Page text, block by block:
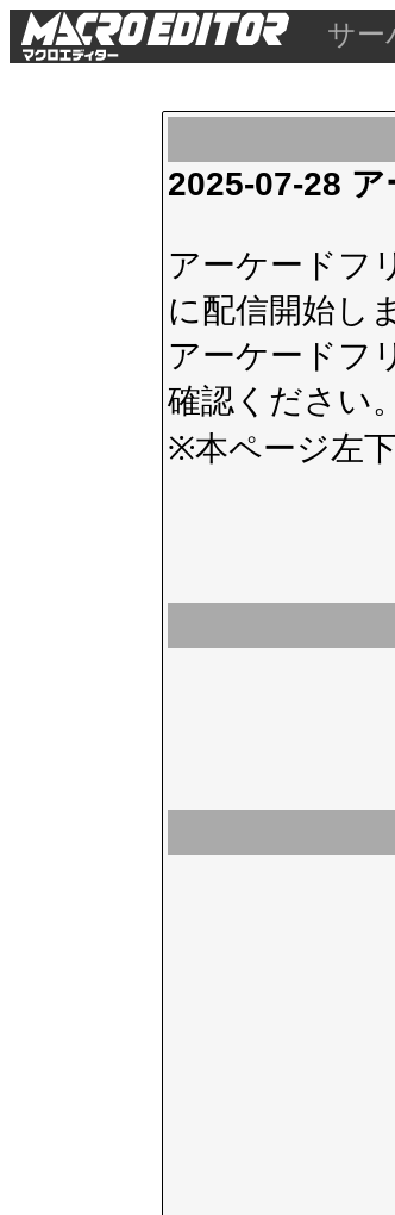
サー
2025-07-28
アーケードフ
に配信開始し
アーケードフ
確認ください。
※本ページ左